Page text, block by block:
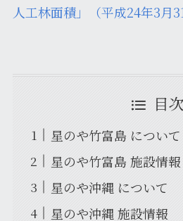
人工林面積」（平成24年3月31
目次
星のや竹富島 について
星のや竹富島 施設情報
星のや沖縄 について
星のや沖縄 施設情報